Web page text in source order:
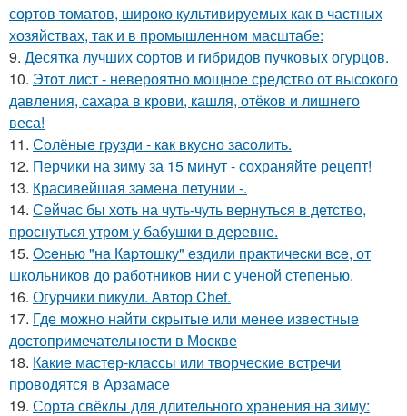
сортов томатов, широко культивируемых как в частных
хозяйствах, так и в промышленном масштабе:
9. Десятка лучших сортов и гибридов пучковых огурцов.
10. Этот лист - невероятно мощное средство от высокого
давления, сахара в крови, кашля, отёков и лишнего
веса!
11. Солёные грузди - как вкусно засолить.
12. Перчики на зиму за 15 минут - сохраняйте рецепт!
13. Красивейшая замена петунии -.
14. Сейчас бы хоть на чуть-чуть вернуться в детство,
проснуться утром у бабушки в деревне.
15. Oceнью "нa Кapтошку" eздили пpaктичecки вce, от
школьников до работников нии с ученой степенью.
16. Огурчики пикули. Автор Chef.
17. Где можно найти скрытые или менее известные
достопримечательности в Москве
18. Какие мастер-классы или творческие встречи
проводятся в Арзамасе
19. Сорта свёклы для длительного хранения на зиму: